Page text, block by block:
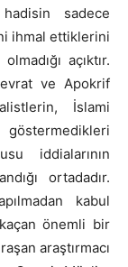
sadece
ihmal ettiklerini
açıktır.
ve Apokrif
İslami
iddialarının
ortadadır.
kabul
önemli bir
araştırmacı